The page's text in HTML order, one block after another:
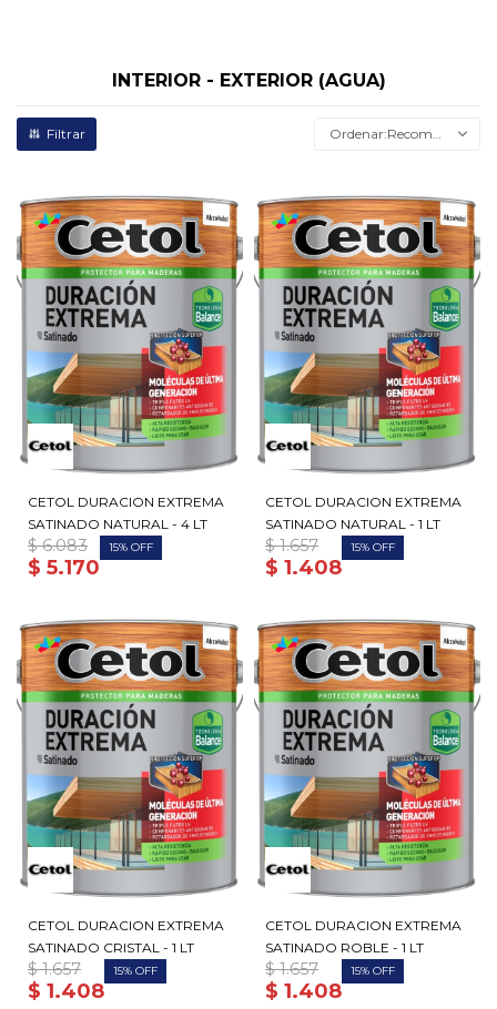
INTERIOR - EXTERIOR (AGUA)
Recomendados
CETOL DURACION EXTREMA
SATINADO NATURAL - 4 LT
$ 5.170
$ 6.083 15
CETOL DURACION EXTREMA
SATINADO NATURAL - 1 LT
$ 1.408
$ 1.657 15
CETOL DURACION EXTREMA
SATINADO CRISTAL - 1 LT
$ 1.408
$ 1.657 15
CETOL DURACION EXTREMA
SATINADO ROBLE - 1 LT
$ 1.408
$ 1.657 15